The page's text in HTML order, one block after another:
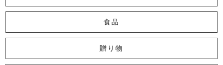
└ その他小物
└ タオル・ハンカチ
└ ポーチ
└ インテリア
食品
贈り物